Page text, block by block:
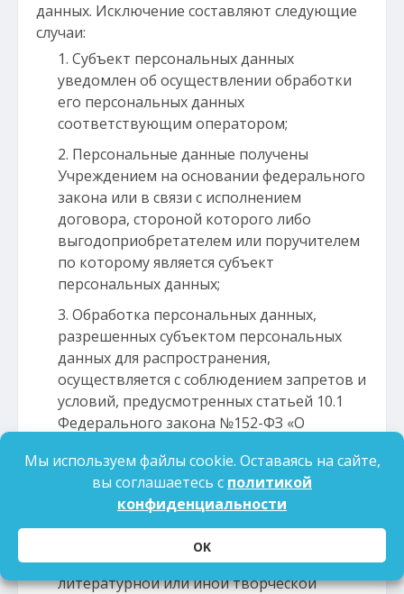
данных. Исключение составляют следующие
случаи:
Субъект персональных данных
уведомлен об осуществлении обработки
его персональных данных
соответствующим оператором;
Персональные данные получены
Учреждением на основании федерального
закона или в связи с исполнением
договора, стороной которого либо
выгодоприобретателем или поручителем
по которому является субъект
персональных данных;
Обработка персональных данных,
разрешенных субъектом персональных
данных для распространения,
осуществляется с соблюдением запретов и
условий, предусмотренных статьей 10.1
Федерального закона №152-ФЗ «О
Учреждение осуществляет обработку
персональных данных для статистических
или иных исследовательских целей, для
осуществления профессиональной
деятельности журналиста либо научной,
литературной или иной творческой
Мы используем файлы cookie. Оставаясь на сайте,
вы соглашаетесь с политикой
конфиденциальности
OK